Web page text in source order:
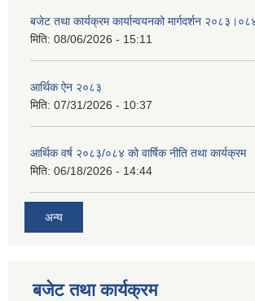
बजेट तथा कार्यक्रम कार्यान्वयनको मार्गदर्शन
मिति: 08/06/2026 - 15:11
आर्थिक ऐन २०८३
मिति: 07/31/2026 - 10:37
आर्थिक वर्ष २०८३/०८४ को वार्षिक नीति तथा कार्यक्रम
मिति: 06/18/2026 - 14:44
अन्य
बजेट तथा कार्यक्रम